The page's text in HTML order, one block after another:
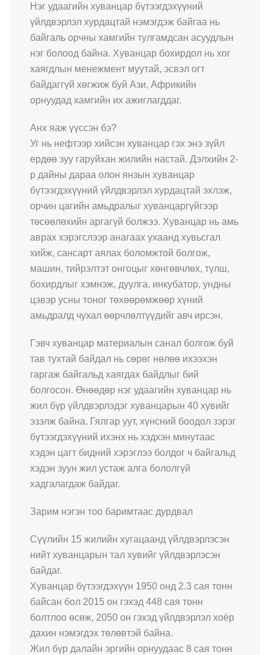
Нэг удаагийн хуванцар бүтээгдэхүүний
үйлдвэрлэл хурдацтай нэмэгдэж байгаа нь
байгаль орчны хамгийн тулгамдсан асуудлын
нэг болоод байна. Хуванцар бохирдол нь хог
хаягдлын менежмент муутай, эсвэл огт
байдаггүй хөгжиж буй Ази, Африкийн
орнуудад хамгийн их ажиглагддаг.
Анх яаж үүссэн бэ?
Уг нь нефтээр хийсэн хуванцар гэх энэ зүйл
ердөө зуу гаруйхан жилийн настай. Дэлхийн 2-
р дайны дараа олон янзын хуванцар
бүтээгдэхүүний үйлдвэрлэл хурдацтай эхлэж,
орчин цагийн амьдралыг хуванцаргүйгээр
төсөөлөхийн аргагүй болжээ. Хуванцар нь амь
аврах хэрэгслээр анагаах ухаанд хувьсгал
хийж, сансарт аялах боломжтой болгож,
машин, тийрэлтэт онгоцыг хөнгөвчлөх, түлш,
бохирдлыг хэмнэж, дуулга, инкубатор, ундны
цэвэр усны тоног төхөөрөмжөөр хүний
амьдралд чухал өөрчлөлтүүдийг авч ирсэн.
Гэвч хуванцар материалын санал болгож буй
тав тухтай байдал нь сөрөг нөлөө ихээхэн
гаргаж байгальд хаягдах байдлыг бий
болгосон. Өнөөдөр нэг удаагийн хуванцар нь
жил бүр үйлдвэрлэдэг хуванцарын 40 хувийг
эзэлж байна. Гялгар уут, хүнсний боодол зэрэг
бүтээгдэхүүний ихэнх нь хэдхэн минутаас
хэдэн цагт бидний хэрэглээ болдог ч байгальд
хэдэн зуун жил устаж алга бололгүй
хадгалагдаж байдаг.
Зарим нэгэн тоо баримтаас дурдвал
Сүүлийн 15 жилийн хугацаанд үйлдвэрлэсэн
нийт хуванцарын тал хувийг үйлдвэрлэсэн
байдаг.
Хуванцар бүтээгдэхүүн 1950 онд 2.3 сая тонн
байсан бол 2015 он гэхэд 448 сая тонн
болтлоо өсөж, 2050 он гэхэд үйлдвэрлэл хоёр
дахин нэмэгдэх төлөвтэй байна.
Жил бүр далайн эргийн орнуудаас 8 сая тонн